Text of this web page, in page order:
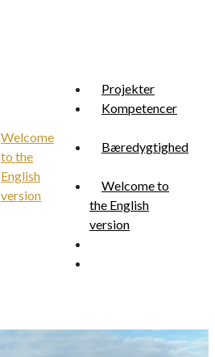
Welcome
to the
English
version
Projekter
Kompetencer
Bæredygtighed
Welcome to
the English
version